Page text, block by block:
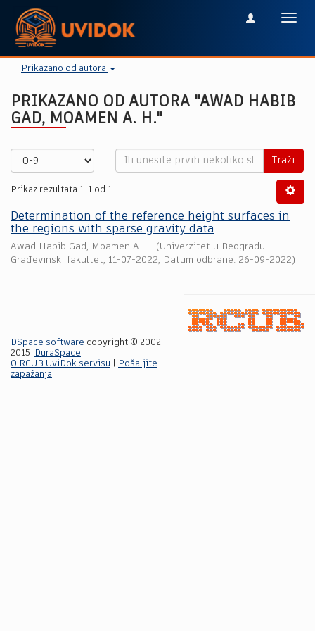
Prikazano od autora
PRIKAZANO OD AUTORA "AWAD HABIB
GAD, MOAMEN A. H."
Traži
Prikaz rezultata 1-1 od 1
Determination of the reference height surfaces in
the regions with sparse gravity data
Awad Habib Gad, Moamen A. H. (Univerzitet u Beogradu -
Građevinski fakultet, 11-07-2022, Datum odbrane: 26-09-2022)
DSpace software copyright © 2002-
2015
DuraSpace
O RCUB UviDok servisu
Pošaljite
zapažanja